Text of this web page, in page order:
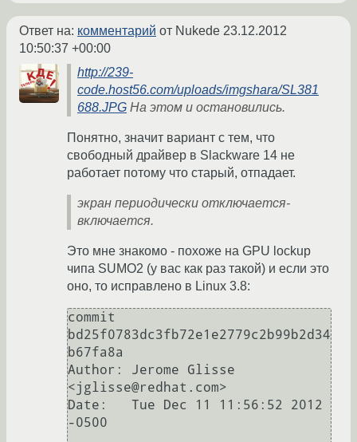
Ответ на: комментарий от Nukede 23.12.2012
10:50:37 +00:00
http://239-
code.host56.com/uploads/imgshara/SL381
688.JPG На этом и остановились.
Понятно, значит вариант с тем, что
свободный драйвер в Slackware 14 не
работает потому что старый, отпадает.
экран периодически отключается-
включается.
Это мне знакомо - похоже на GPU lockup
чипа SUMO2 (у вас как раз такой) и если это
оно, то исправлено в Linux 3.8:
commit
bd25f0783dc3fb72e1e2779c2b99b2d34
b67fa8a
Author: Jerome Glisse
<jglisse@redhat.com>
Date:   Tue Dec 11 11:56:52 2012
-0500